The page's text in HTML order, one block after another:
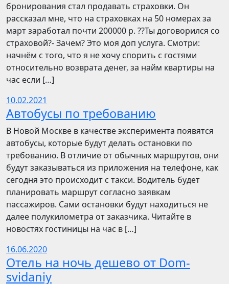
бронирования стал продавать страховки. Он
рассказал мне, что на страховках на 50 номерах за
март заработал почти 200000 р. ??Ты договорился со
страховой?- Зачем? Это моя доп услуга. Смотри:
начнём с того, что я не хочу спорить с гостями
относительно возврата денег, за найм квартиры на
час если […]
10.02.2021
Автобусы по требованию
В Новой Москве в качестве эксперимента появятся
автобусы, которые будут делать остановки по
требованию. В отличие от обычных маршрутов, они
будут заказываться из приложения на телефоне, как
сегодня это происходит с такси. Водитель будет
планировать маршрут согласно заявкам
пассажиров. Сами остановки будут находиться не
далее полукилометра от заказчика. Читайте в
новостях гостиницы на час в […]
16.06.2020
Отель на ночь дешево от Dom-
svidaniy